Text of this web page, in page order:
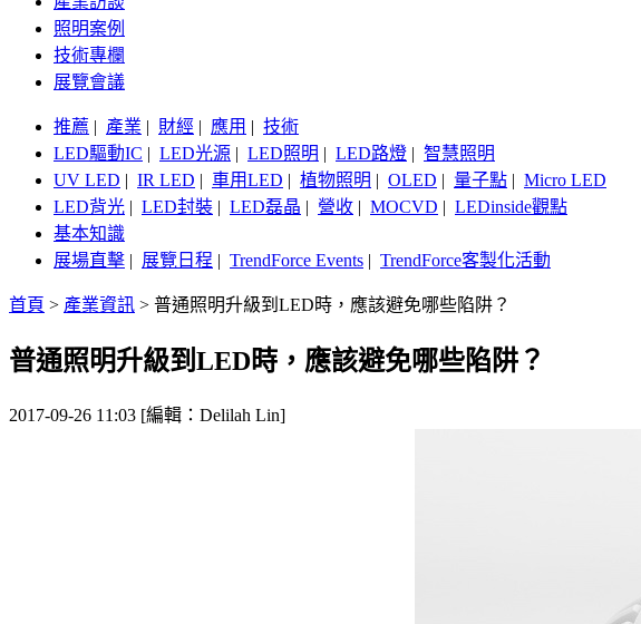
照明案例
技術專欄
展覽會議
推薦 | 產業 | 財經 | 應用 | 技術
LED驅動IC | LED光源 | LED照明 | LED路燈 | 智慧照明
UV LED | IR LED | 車用LED | 植物照明 | OLED | 量子點 | Micro LED
LED背光 | LED封裝 | LED磊晶 | 營收 | MOCVD | LEDinside觀點
基本知識
展場直擊 | 展覽日程 | TrendForce Events | TrendForce客製化活動
首頁 > 產業資訊 > 普通照明升級到LED時，應該避免哪些陷阱？
普通照明升級到LED時，應該避免哪些陷阱？
2017-09-26 11:03 [編輯：Delilah Lin]